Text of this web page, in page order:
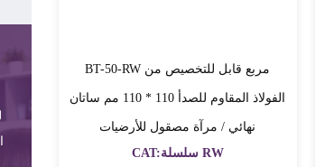
BT-50-RW مربع قابل للتخصيص من
الفولاذ المقاوم للصدأ 110 * 110 مم ساتان
نهائي / مرآة مصقول للأرضيات
CAT:سلسلة RW